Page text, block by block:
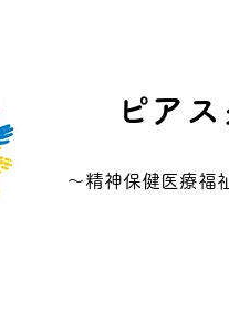
ピア
～精神保健医療福